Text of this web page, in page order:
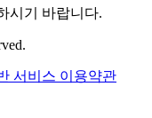
시기 바랍니다.
서비스 이용약관